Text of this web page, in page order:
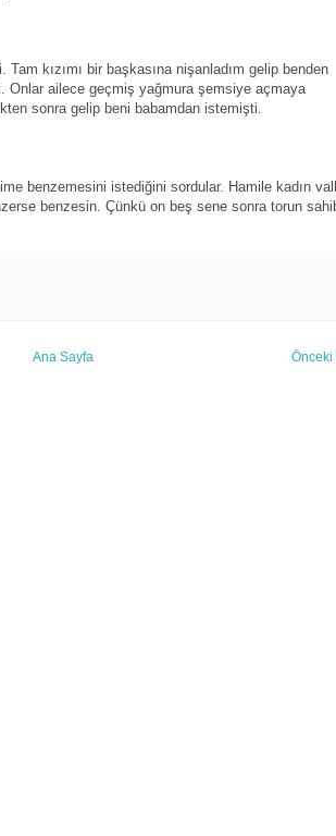
kızımı bir başkasına nişanladım gelip benden
Onlar ailece geçmiş yağmura şemsiye açmaya
sonra gelip beni babamdan istemişti.
benzemesini istediğini sordular. Hamile kadın
benzesin. Çünkü on beş sene sonra torun
Önceki
Ana Sayfa